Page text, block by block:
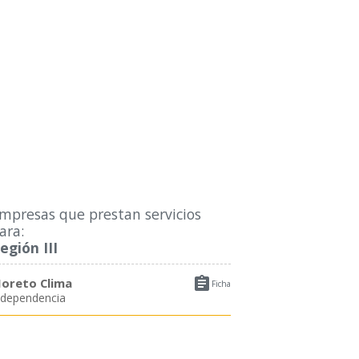
que prestan servicios
III
 Ficha
Clima